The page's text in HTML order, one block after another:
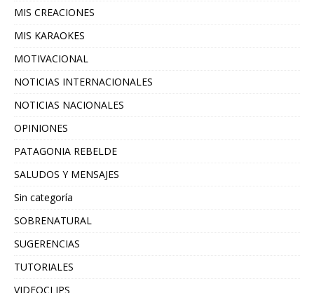
MIS CREACIONES
MIS KARAOKES
MOTIVACIONAL
NOTICIAS INTERNACIONALES
NOTICIAS NACIONALES
OPINIONES
PATAGONIA REBELDE
SALUDOS Y MENSAJES
Sin categoría
SOBRENATURAL
SUGERENCIAS
TUTORIALES
VIDEOCLIPS